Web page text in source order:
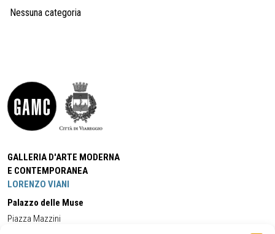
Nessuna categoria
GALLERIA D'ARTE MODERNA
E CONTEMPORANEA
LORENZO VIANI
Palazzo delle Muse
Piazza Mazzini